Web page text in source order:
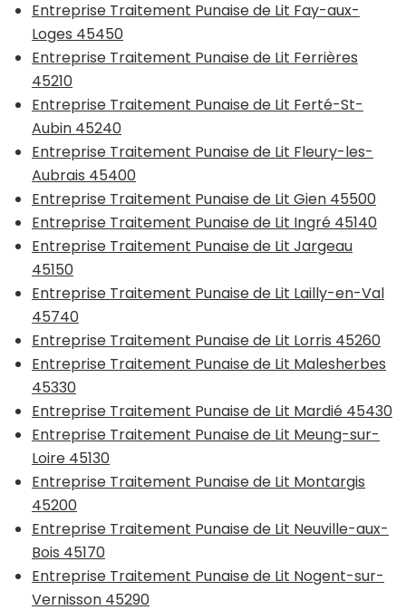
Entreprise Traitement Punaise de Lit Fay-aux-
Loges 45450
Entreprise Traitement Punaise de Lit Ferrières
45210
Entreprise Traitement Punaise de Lit Ferté-St-
Aubin 45240
Entreprise Traitement Punaise de Lit Fleury-les-
Aubrais 45400
Entreprise Traitement Punaise de Lit Gien 45500
Entreprise Traitement Punaise de Lit Ingré 45140
Entreprise Traitement Punaise de Lit Jargeau
45150
Entreprise Traitement Punaise de Lit Lailly-en-Val
45740
Entreprise Traitement Punaise de Lit Lorris 45260
Entreprise Traitement Punaise de Lit Malesherbes
45330
Entreprise Traitement Punaise de Lit Mardié 45430
Entreprise Traitement Punaise de Lit Meung-sur-
Loire 45130
Entreprise Traitement Punaise de Lit Montargis
45200
Entreprise Traitement Punaise de Lit Neuville-aux-
Bois 45170
Entreprise Traitement Punaise de Lit Nogent-sur-
Vernisson 45290